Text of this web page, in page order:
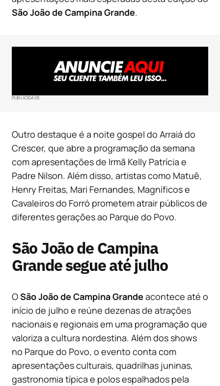
São João de Campina Grande.
PUBLICIDADE
Outro destaque é a noite gospel do Arraiá do
Crescer, que abre a programação da semana
com apresentações de Irmã Kelly Patrícia e
Padre Nilson. Além disso, artistas como Matuê,
Henry Freitas, Mari Fernandes, Magníficos e
Cavaleiros do Forró prometem atrair públicos de
diferentes gerações ao Parque do Povo.
São João de Campina
Grande segue até julho
OSão João de Campina Grande acontece até o
início de julho e reúne dezenas de atrações
nacionais e regionais em uma programação que
valoriza a cultura nordestina. Além dos shows
no Parque do Povo, o evento conta com
apresentações culturais, quadrilhas juninas,
gastronomia típica e polos espalhados pela